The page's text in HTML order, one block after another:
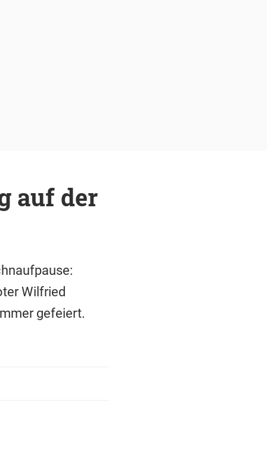
auf der
Wilfried
gefeiert.